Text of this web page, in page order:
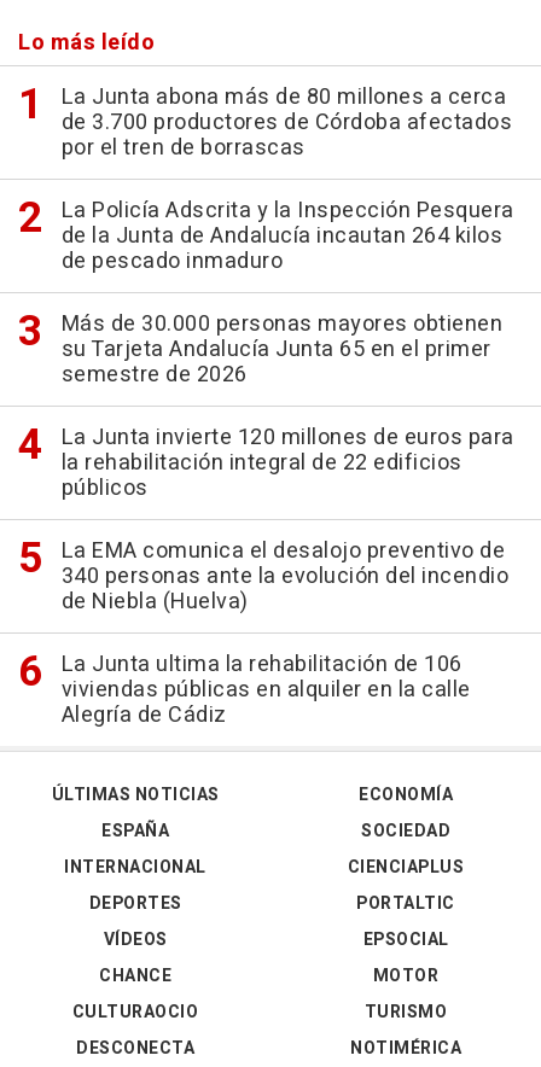
Lo más leído
La Junta abona más de 80 millones a cerca
de 3.700 productores de Córdoba afectados
por el tren de borrascas
La Policía Adscrita y la Inspección Pesquera
de la Junta de Andalucía incautan 264 kilos
de pescado inmaduro
Más de 30.000 personas mayores obtienen
su Tarjeta Andalucía Junta 65 en el primer
semestre de 2026
La Junta invierte 120 millones de euros para
la rehabilitación integral de 22 edificios
públicos
La EMA comunica el desalojo preventivo de
340 personas ante la evolución del incendio
de Niebla (Huelva)
La Junta ultima la rehabilitación de 106
viviendas públicas en alquiler en la calle
Alegría de Cádiz
ÚLTIMAS NOTICIAS
ESPAÑA
INTERNACIONAL
DEPORTES
VÍDEOS
ECONOMÍA
SOCIEDAD
CIENCIAPLUS
PORTALTIC
EPSOCIAL
CHANCE
CULTURAOCIO
DESCONECTA
MOTOR
TURISMO
NOTIMÉRICA